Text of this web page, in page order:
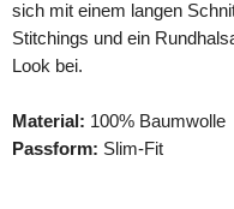
sich mit einem langen
Stitchings und ein
Look bei.
Material: 100% Baumwolle
Passform: Slim-Fit